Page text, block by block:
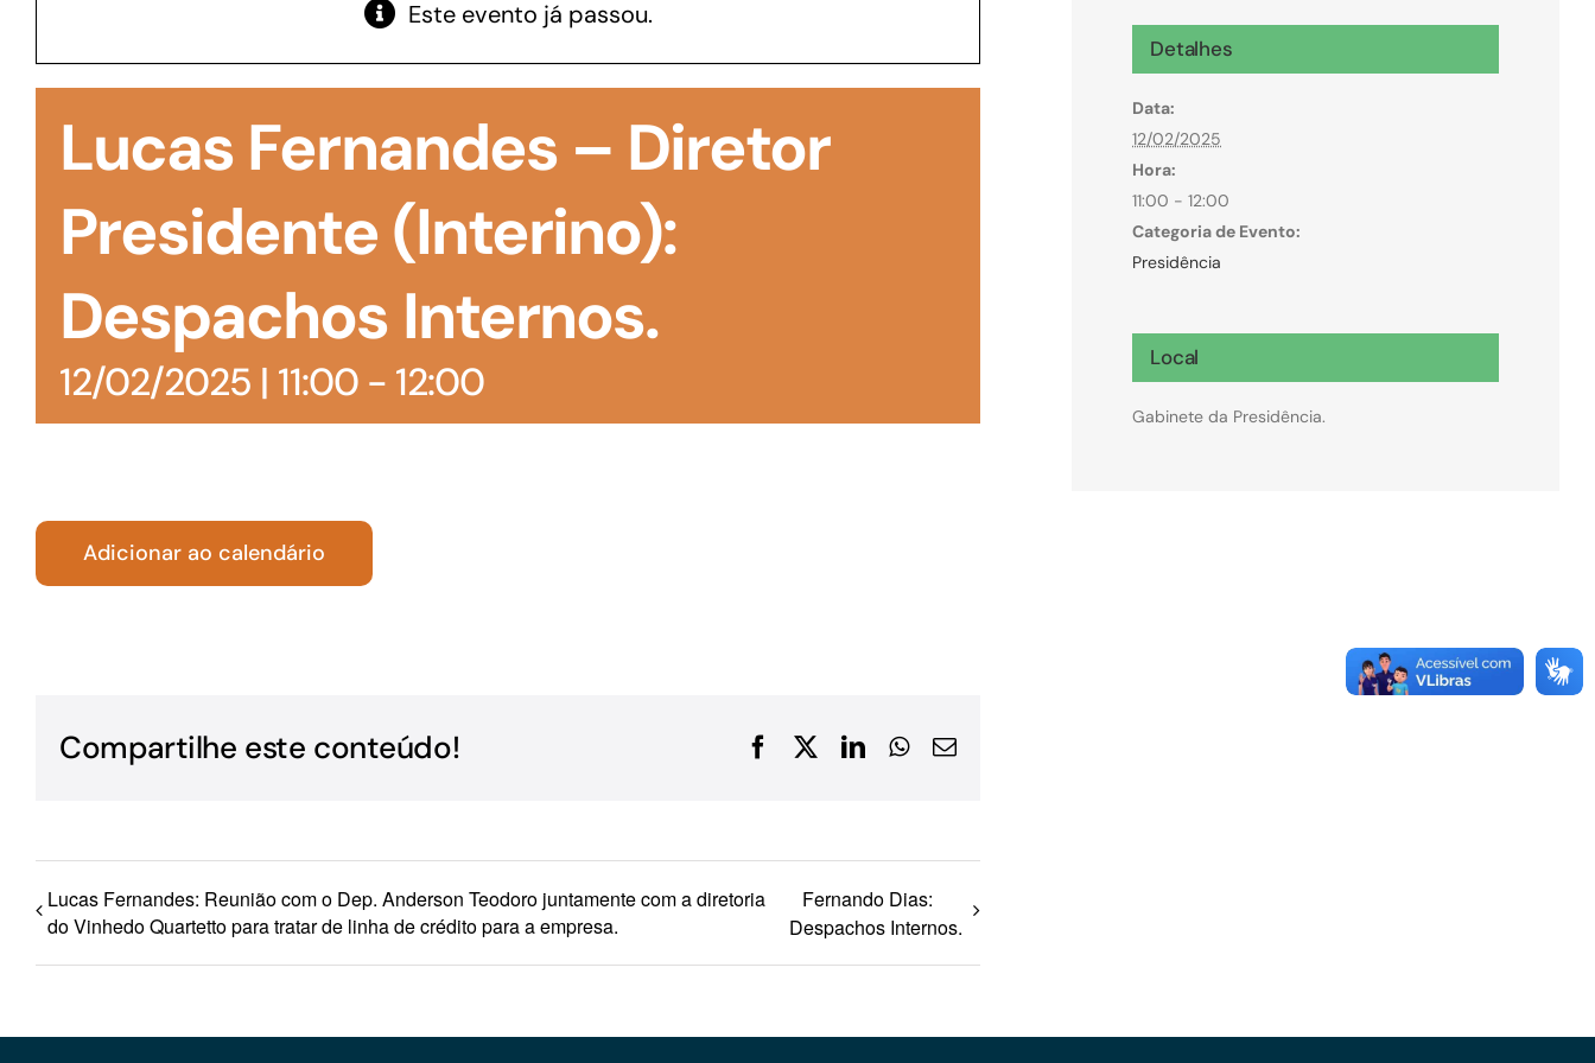
manutenção de estoques e despesas operacionais
realizar obras, dentre outros serviços
Microcrédito
Para MEI, microempresas e pessoas físicas
(feirantes e transportes)
Para os negócios voltados aos serviços do setor de
turismo
Este evento já passou.
Lucas Fernandes – Diretor
Presidente (Interino):
Despachos Internos.
12/02/2025 | 11:00- 12:00
Adicionar ao calendário
Compartilhe este conteúdo! FacebookLinkedInWhatsApp
E-
Lucas Fernandes: Reunião com o Dep. Anderson Teodoro juntamente com a diretoria
do Vinhedo Quartetto para tratar de linha de crédito para a empresa.
Fernando Dias:
Despachos Internos.
Detalhes
Data:
12/02/2025
Hora:
11:00 - 12:00
Categoria de Evento:
Presidência
Local
Gabinete da Presidência.